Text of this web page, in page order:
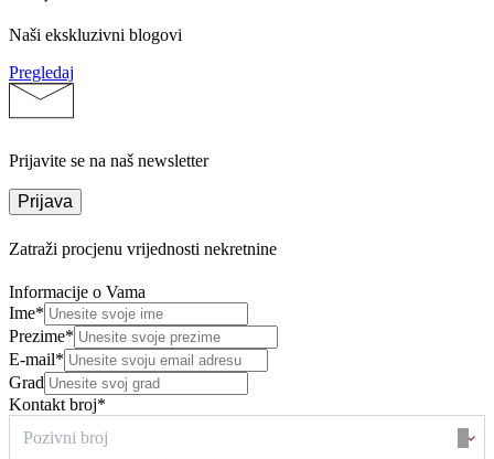
Naši ekskluzivni blogovi
Pregledaj
Prijavite se na naš newsletter
Prijava
Zatraži procjenu vrijednosti nekretnine
Informacije o Vama
Ime*
Prezime*
E-mail*
Grad
Kontakt broj*
Pozivni broj